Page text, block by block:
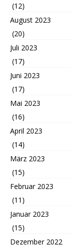
(12)
August 2023
(20)
Juli 2023
(17)
Juni 2023
(17)
Mai 2023
(16)
April 2023
(14)
März 2023
(15)
Februar 2023
(11)
Januar 2023
(15)
Dezember 2022